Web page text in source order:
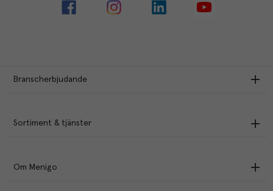
Branscherbjudande
Sortiment & tjänster
Om Menigo